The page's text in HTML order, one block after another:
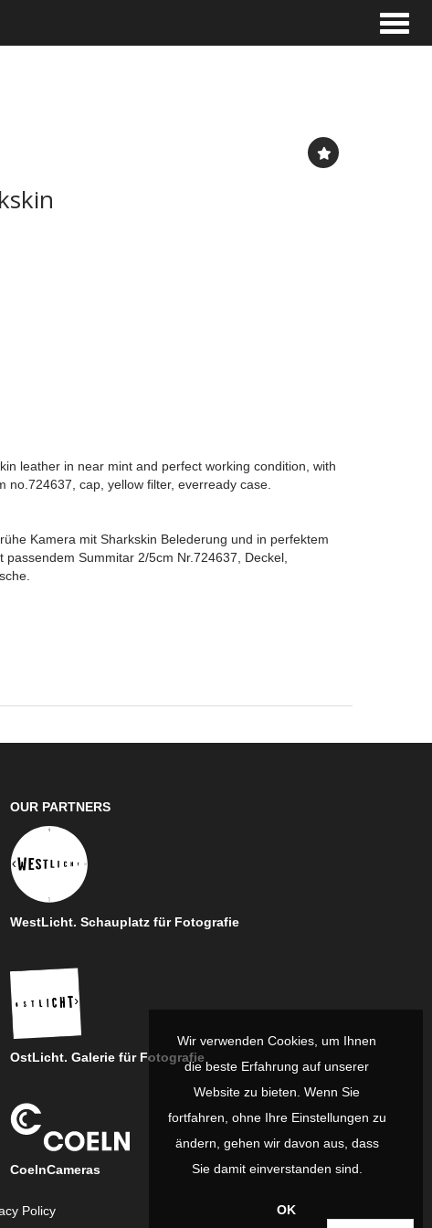
leather in near mint and perfect working condition, with
no.724637, cap, yellow filter, everready case.
Kamera mit Sharkskin Belederung und in perfektem
Summitar 2/5cm Nr.724637, Deckel,
OUR PARTNERS
WestLicht. Schauplatz für Fotografie
OstLicht. Galerie für Fotografie
CoelnCameras
Policy
Wir verwenden Cookies, um Ihnen
die beste Erfahrung auf unserer
Website zu bieten. Wenn Sie
fortfahren, ohne Ihre Einstellungen zu
ändern, gehen wir davon aus, dass
Sie damit einverstanden sind.
OK